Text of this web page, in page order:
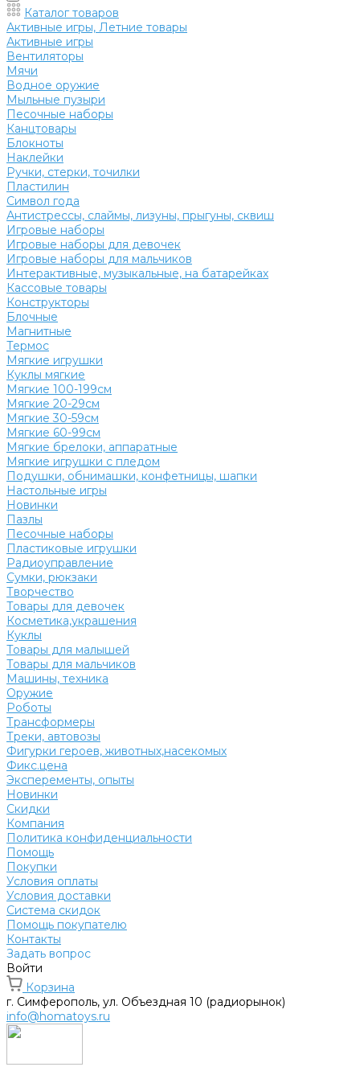
Каталог товаров
Активные игры, Летние товары
Активные игры
Вентиляторы
Мячи
Водное оружие
Мыльные пузыри
Песочные наборы
Канцтовары
Блокноты
Наклейки
Ручки, стерки, точилки
Пластилин
Символ года
Антистрессы, слаймы, лизуны, прыгуны, сквиш
Игровые наборы
Игровые наборы для девочек
Игровые наборы для мальчиков
Интерактивные, музыкальные, на батарейках
Кассовые товары
Конструкторы
Блочные
Магнитные
Термос
Мягкие игрушки
Куклы мягкие
Мягкие 100-199см
Мягкие 20-29см
Мягкие 30-59см
Мягкие 60-99см
Мягкие брелоки, аппаратные
Мягкие игрушки с пледом
Подушки, обнимашки, конфетницы, шапки
Настольные игры
Новинки
Пазлы
Песочные наборы
Пластиковые игрушки
Радиоуправление
Сумки, рюкзаки
Творчество
Товары для девочек
Косметика,украшения
Куклы
Товары для малышей
Товары для мальчиков
Машины, техника
Оружие
Роботы
Трансформеры
Треки, автовозы
Фигурки героев, животных,насекомых
Фикс.цена
Эксперементы, опыты
Новинки
Скидки
Компания
Политика конфиденциальности
Помощь
Покупки
Условия оплаты
Условия доставки
Система скидок
Помощь покупателю
Контакты
Задать вопрос
Войти
Корзина
г. Симферополь, ул. Объездная 10 (радиорынок)
info@homatoys.ru